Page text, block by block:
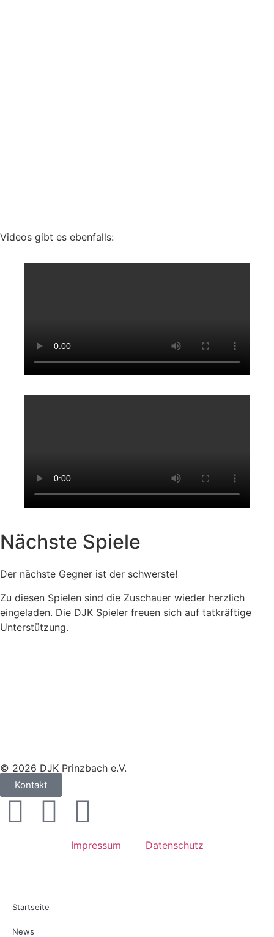
Videos gibt es ebenfalls:
Nächste Spiele
Der nächste Gegner ist der schwerste!
Zu diesen Spielen sind die Zuschauer wieder herzlich
eingeladen. Die DJK Spieler freuen sich auf tatkräftige
Unterstützung.
© 2026 DJK Prinzbach e.V.
Kontakt
Impressum Datenschutz
Startseite
News